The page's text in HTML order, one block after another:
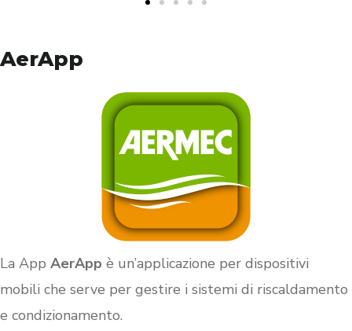
AerApp
La App AerApp è un’applicazione per dispositivi
mobili che serve per gestire i sistemi di riscaldamento
e condizionamento.